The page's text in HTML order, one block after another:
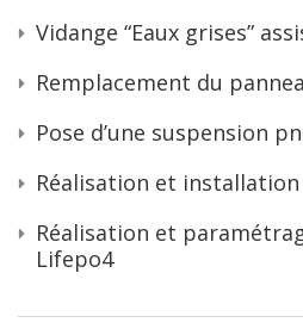
Vidange “Eaux grises”
Remplacement du
Pose d’une suspension
Réalisation et installation
Réalisation et
Lifepo4